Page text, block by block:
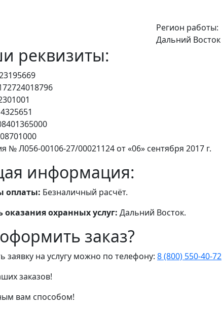
Регион работы:
Дальний Восток
реквизиты:
№ Л056-00106-27/00021124 от «06» сентября 2017 г.
информация:
оплаты: Безналичный расчёт.
оказания охранных услуг: Дальний Восток.
заказ?
заявку на услугу можно по телефону: 8 (800) 550-40-72
заказов!
вам способом!